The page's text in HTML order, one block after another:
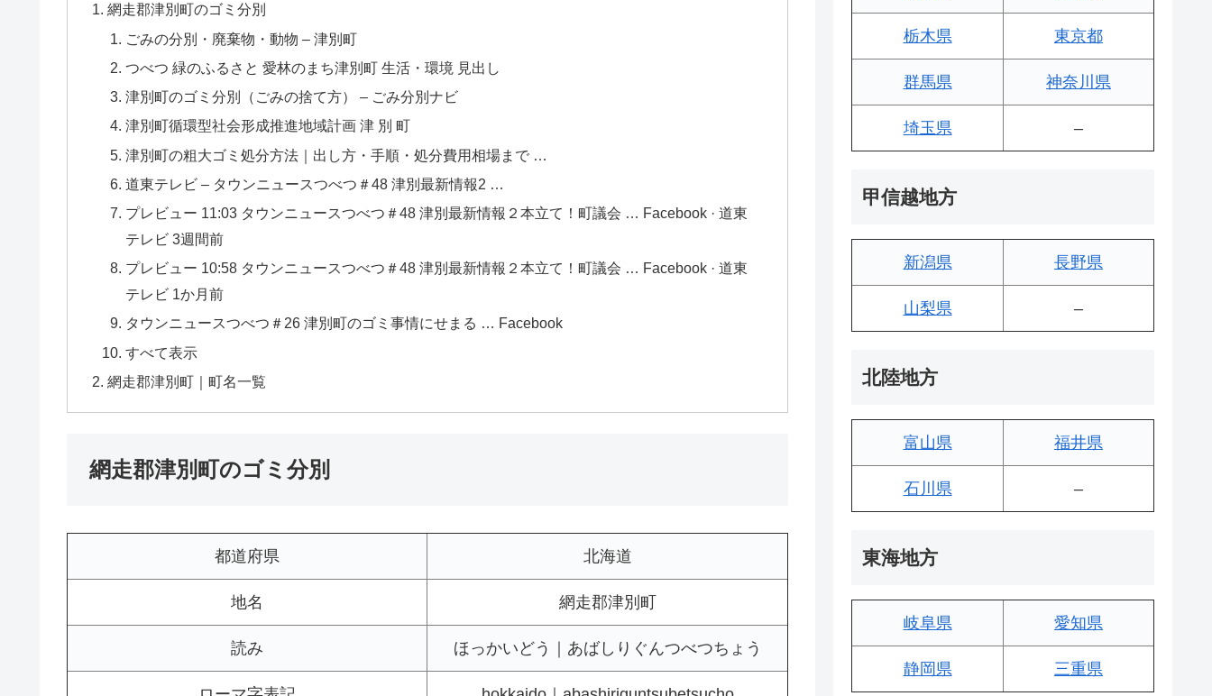
網走郡津別町のゴミ分別
ごみの分別・廃棄物・動物 – 津別町
つべつ 緑のふるさと 愛林のまち津別町 生活・環境 見出し
津別町のゴミ分別（ごみの捨て方） – ごみ分別ナビ
津別町循環型社会形成推進地域計画 津 別 町
津別町の粗大ゴミ処分方法｜出し方・手順・処分費用相場まで …
道東テレビ – タウンニュースつべつ＃48 津別最新情報2 …
プレビュー 11:03 タウンニュースつべつ＃48 津別最新情報２本立て！町議会 … Facebook · 道東
テレビ 3週間前
プレビュー 10:58 タウンニュースつべつ＃48 津別最新情報２本立て！町議会 … Facebook · 道東
テレビ 1か月前
タウンニュースつべつ＃26 津別町のゴミ事情にせまる … Facebook
すべて表示
網走郡津別町｜町名一覧
網走郡津別町のゴミ分別
都道府県 北海道
地名 網走郡津別町
読み ほっかいどう｜あばしりぐんつべつちょう
栃木県 東京都
群馬県 神奈川県
埼玉県 –
甲信越地方
新潟県 長野県
山梨県 –
北陸地方
富山県 福井県
石川県 –
東海地方
岐阜県 愛知県
静岡県 三重県